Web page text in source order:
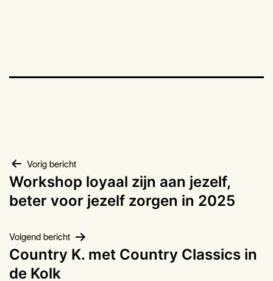
Bericht
navigatie
Vorig bericht
Workshop loyaal zijn aan jezelf,
beter voor jezelf zorgen in 2025
Volgend bericht
Country K. met Country Classics in
de Kolk